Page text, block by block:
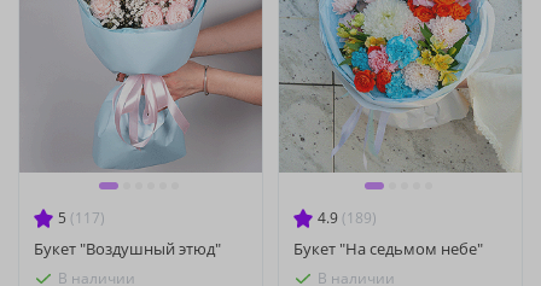
5 (117)
Букет "Воздушный этюд"
В наличии
4.9 (189)
Букет "На седьмом небе"
В наличии